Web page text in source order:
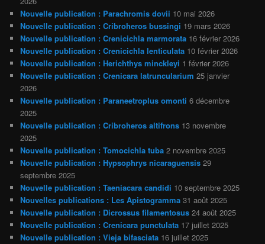
Nouvelle publication : Parachromis dovii 10 mai 2026
Nouvelle publication : Cribroheros bussingi 19 mars 2026
Nouvelle publication : Crenicichla marmorata 16 février 2026
Nouvelle publication : Crenicichla lenticulata 10 février 2026
Nouvelle publication : Herichthys minckleyi 1 février 2026
Nouvelle publication : Crenicara latruncularium 25 janvier
2026
Nouvelle publication : Paraneetroplus omonti 6 décembre
2025
Nouvelle publication : Cribroheros altifrons 13 novembre
2025
Nouvelle publication : Tomocichla tuba 2 novembre 2025
Nouvelle publication : Hypsophrys nicaraguensis 29
septembre 2025
Nouvelle publication : Taeniacara candidi 10 septembre 2025
Nouvelles publications : Les Apistogramma 31 août 2025
Nouvelle publication : Dicrossus filamentosus 24 août 2025
Nouvelle publication : Crenicara punctulata 17 juillet 2025
Nouvelle publication : Vieja bifasciata 16 juillet 2025